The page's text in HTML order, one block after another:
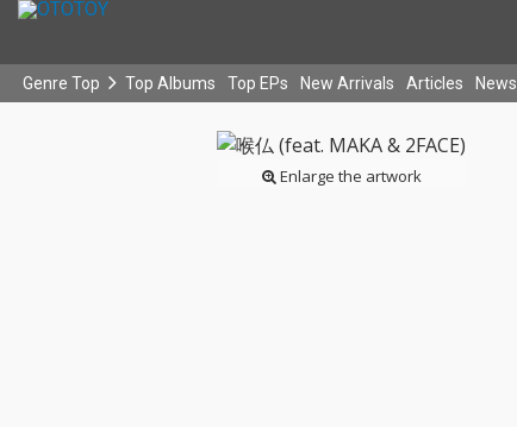
Genre Top Top Albums Top EPs New Arrivals Articles News
Enlarge the artwork